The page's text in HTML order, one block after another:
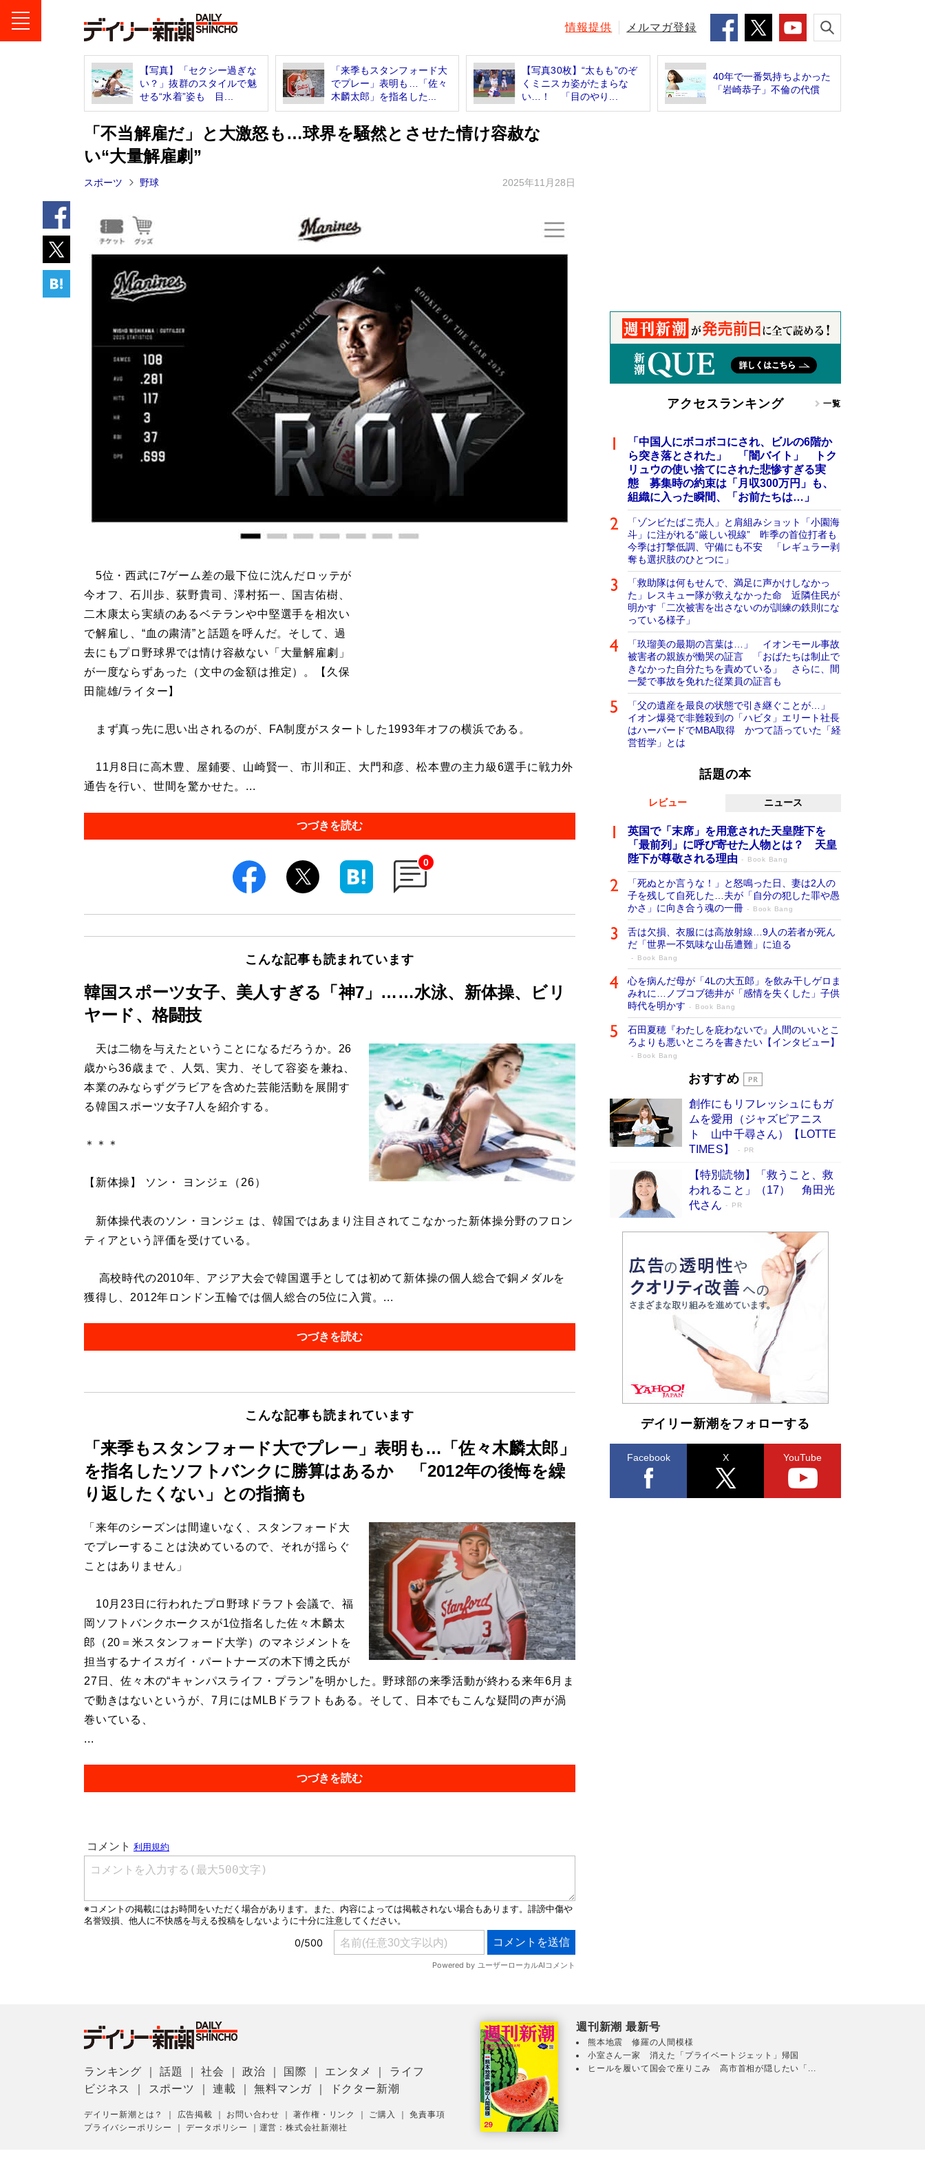
情報提供 メルマガ登録
【写真】「セクシー過ぎな
い？」抜群のスタイルで魅
せる“水着”姿も 目...
「来季もスタンフォード大
でプレー」表明も…「佐々
木麟太郎」を指名した...
【写真30枚】“太もも”のぞ
くミニスカ姿がたまらな
い…！ 「目のやり...
40年で一番気持ちよかった
「岩崎恭子」不倫の代償
「不当解雇だ」と大激怒も…球界を騒然とさせた情け容赦な
い“大量解雇劇”
スポーツ 野球 2025年11月28日
5位・西武に7ゲーム差の最下位に沈んだロッテが
今オフ、石川歩、荻野貴司、澤村拓一、国吉佑樹、
二木康太ら実績のあるベテランや中堅選手を相次い
で解雇し、“血の粛清”と話題を呼んだ。そして、過
去にもプロ野球界では情け容赦ない「大量解雇劇」
が一度ならずあった（文中の金額は推定）。【久保
田龍雄/ライター】
まず真っ先に思い出されるのが、FA制度がスタートした1993年オフの横浜である。
11月8日に高木豊、屋鋪要、山崎賢一、市川和正、大門和彦、松本豊の主力級6選手に戦力外
通告を行い、世間を驚かせた。...
つづきを読む
0
こんな記事も読まれています
韓国スポーツ女子、美人すぎる「神7」……水泳、新体操、ビリ
ヤード、格闘技
天は二物を与えたということになるだろうか。26
歳から36歳まで 、人気、実力、そして容姿を兼ね、
本業のみならずグラビアを含めた芸能活動を展開す
る韓国スポーツ女子7人を紹介する。
＊＊＊
【新体操】 ソン・ ヨンジェ（26）
新体操代表のソン・ヨンジェ は、韓国ではあまり注目されてこなかった新体操分野のフロン
ティアという評価を受けている。
高校時代の2010年、アジア大会で韓国選手としては初めて新体操の個人総合で銅メダルを
獲得し、2012年ロンドン五輪では個人総合の5位に入賞。...
つづきを読む
こんな記事も読まれています
「来季もスタンフォード大でプレー」表明も…「佐々木麟太郎」
を指名したソフトバンクに勝算はあるか 「2012年の後悔を繰
り返したくない」との指摘も
「来年のシーズンは間違いなく、スタンフォード大
でプレーすることは決めているので、それが揺らぐ
ことはありません」
10月23日に行われたプロ野球ドラフト会議で、福
岡ソフトバンクホークスが1位指名した佐々木麟太
郎（20＝米スタンフォード大学）のマネジメントを
担当するナイスガイ・パートナーズの木下博之氏が
27日、佐々木の“キャンパスライフ・プラン”を明かした。野球部の来季活動が終わる来年6月ま
で動きはないというが、7月にはMLBドラフトもある。そして、日本でもこんな疑問の声が渦
巻いている、
...
つづきを読む
アクセスランキング 一覧
「中国人にボコボコにされ、ビルの6階か
ら突き落とされた」 「闇バイト」 トク
リュウの使い捨てにされた悲惨すぎる実
態 募集時の約束は「月収300万円」も、
組織に入った瞬間、「お前たちは…」
「ゾンビたばこ売人」と肩組みショット「小園海
斗」に注がれる“厳しい視線” 昨季の首位打者も
今季は打撃低調、守備にも不安 「レギュラー剥
奪も選択肢のひとつに」
「救助隊は何もせんで、満足に声かけしなかっ
た」レスキュー隊が救えなかった命 近隣住民が
明かす「二次被害を出さないのが訓練の鉄則にな
っている様子」
「玖瑠美の最期の言葉は…」 イオンモール事故
被害者の親族が慟哭の証言 「おばたちは制止で
きなかった自分たちを責めている」 さらに、間
一髪で事故を免れた従業員の証言も
「父の遺産を最良の状態で引き継ぐことが…」
イオン爆発で非難殺到の「ハビタ」エリート社長
はハーバードでMBA取得 かつて語っていた「経
営哲学」とは
話題の本
レビュー ニュース
英国で「末席」を用意された天皇陛下を
「最前列」に呼び寄せた人物とは？ 天皇
陛下が尊敬される理由
Book Bang
「死ぬとか言うな！」と怒鳴った日、妻は2人の
子を残して自死した…夫が「自分の犯した罪や愚
かさ」に向き合う魂の一冊
Book Bang
舌は欠損、衣服には高放射線…9人の若者が死ん
だ「世界一不気味な山岳遭難」に迫る
Book Bang
心を病んだ母が「4Lの大五郎」を飲み干しゲロま
みれに…ノブコブ徳井が「感情を失くした」子供
時代を明かす
Book Bang
石田夏穂『わたしを庇わないで』人間のいいとこ
ろよりも悪いところを書きたい【インタビュー】
Book Bang
73歳でも働くしかない 「老後レス時代」
「なんで？ そんな馬鹿な……」90歳になった作
家・阿刀田高さんが、ひとり暮らしの生活を明か
す
Book Bang
グに『容疑者Xの献身』『白夜行』など代表作が
並ぶ［文庫ベストセラー］
Book Bang
和田秀樹の70代、80代向け新書がベスト3を独
「『火垂るの墓』は、大嘘である」原作者が抱き
続けた“自責の念”とは…「自己憐憫は描きたくな
い」監督が徹底的にこだわったこと（後編） #
戦争の記憶
Book Bang
おすすめ
創作にもリフレッシュにもガ
ムを愛用（ジャズピアニス
ト 山中千尋さん）【LOTTE
TIMES】
PR
【特別読物】「救うこと、救
われること」（17） 角田光
代さん
PR
デイリー新潮をフォローする
Facebook X YouTube
ランキング ｜話題 ｜社会 ｜政治 国際 エンタメ
ライフ
ビジネス
スポーツ ｜連載 ｜無料マンガ ドクター新潮
デイリー新潮とは？ 広告掲載 お問い合わせ ｜著作権・リンク ご購入 ｜免責事項
プライバシーポリシー
｜データポリシー 運営：株式会社新潮社
週刊新潮 最新号
熊本地震 修羅の人間模様
小室さん一家 消えた「プライベートジェット」帰国
ヒールを履いて国会で座りこみ 高市首相が隠したい「...